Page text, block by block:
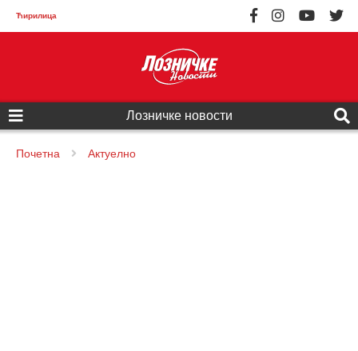
Ћирилица
Лозничке новости
Почетна Актуелно